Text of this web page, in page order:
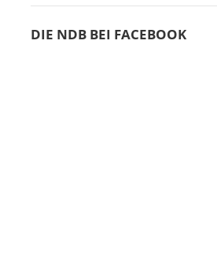
DIE NDB BEI FACEBOOK